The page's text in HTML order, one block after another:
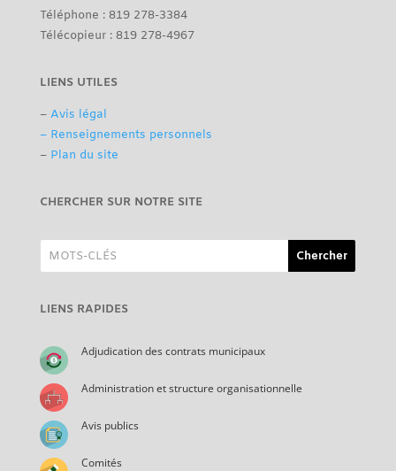
Téléphone : 819 278-3384
Télécopieur : 819 278-4967
LIENS UTILES
– Avis légal
– Renseignements personnels
– Plan du site
CHERCHER SUR NOTRE SITE
LIENS RAPIDES
Adjudication des contrats municipaux
Administration et structure organisationnelle
Avis publics
Comités